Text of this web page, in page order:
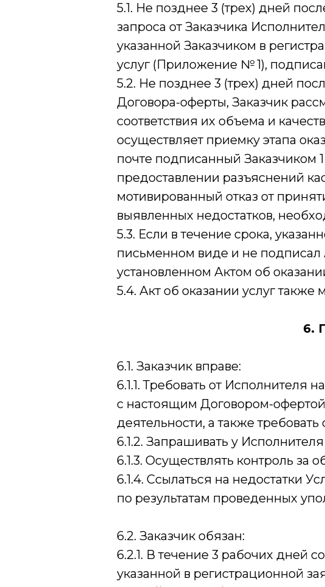
5.1. Не позднее 3 (трех) дней
запроса от Заказчика
указанной Заказчиком в
услуг (Приложение № 1),
5.2. Не позднее 3 (трех) дней
Договора-оферты, Заказчик
соответствия их объема и
осуществляет приемку этапа
почте подписанный Заказчиком
предоставлении разъяснений
мотивированный отказ от
выявленных недостатков,
5.3. Если в течение срока,
письменном виде и не подписал
установленном Актом об
5.4. Акт об оказании услуг
6.
6.1. Заказчик вправе:
6.1.1. Требовать от Исполнителя
с настоящим Договором-
деятельности, а также
6.1.2. Запрашивать у
6.1.3. Осуществлять контроль за
6.1.4. Ссылаться на недостатки
по результатам проведенных
6.2. Заказчик обязан:
6.2.1. В течение 3 рабочих дней
указанной в регистрационной